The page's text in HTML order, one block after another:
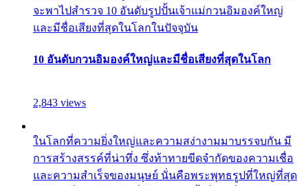
จะพาไปสำรวจ 10 อันดับรูปปั้นเจ้าแม่กวนอิมองค์ใหญ่
และมีชื่อเสียงที่สุดในโลกในปัจจุบัน
10 อันดับกวนอิมองค์ใหญ่และมีชื่อเสียงที่สุดในโลก
2,843 views
ในโลกที่ความยิ่งใหญ่และความสง่างามมาบรรจบกัน มี
การสร้างสรรค์ที่น่าทึ่ง ซึ่งท้าทายขีดจำกัดของความเชื่อ
และความสำเร็จของมนุษย์ นั่นคือพระพุทธรูปที่ใหญ่ที่สุด